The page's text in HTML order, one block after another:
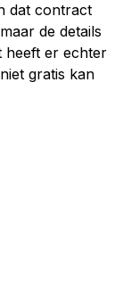
dat contract
de details
heeft er echter
gratis kan